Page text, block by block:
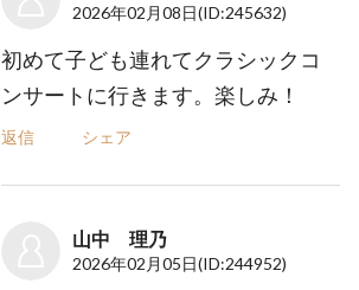
2026年02月08日(ID:245632)
初めて子ども連れてクラシックコ
ンサートに行きます。楽しみ！
返信 シェア
山中 理乃
2026年02月05日(ID:244952)